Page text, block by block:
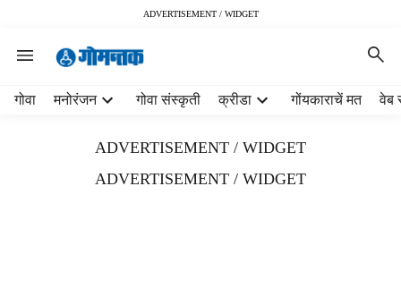
ADVERTISEMENT / WIDGET
गोवा मनोरंजन गोवा संस्कृती क्रीडा गोंयकाराचें मत वेब
ADVERTISEMENT / WIDGET
ADVERTISEMENT / WIDGET